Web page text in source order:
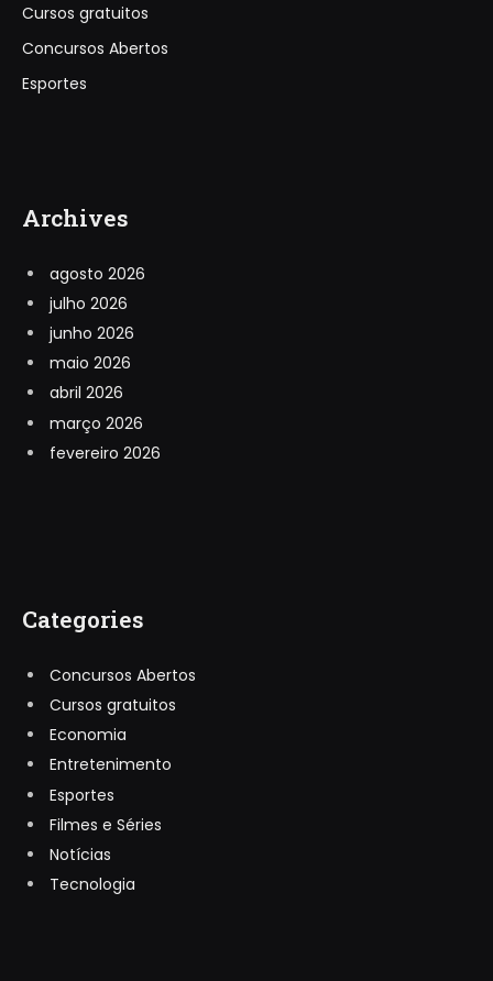
Cursos gratuitos
Concursos Abertos
Esportes
Archives
agosto 2026
julho 2026
junho 2026
maio 2026
abril 2026
março 2026
fevereiro 2026
Categories
Concursos Abertos
Cursos gratuitos
Economia
Entretenimento
Esportes
Filmes e Séries
Notícias
Tecnologia